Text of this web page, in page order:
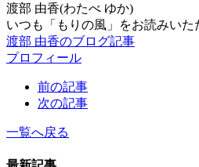
渡部 由香(わたべ ゆか)
いつも「もりの風」をお読みい
渡部 由香のブログ記事
プロフィール
前の記事
次の記事
一覧へ戻る